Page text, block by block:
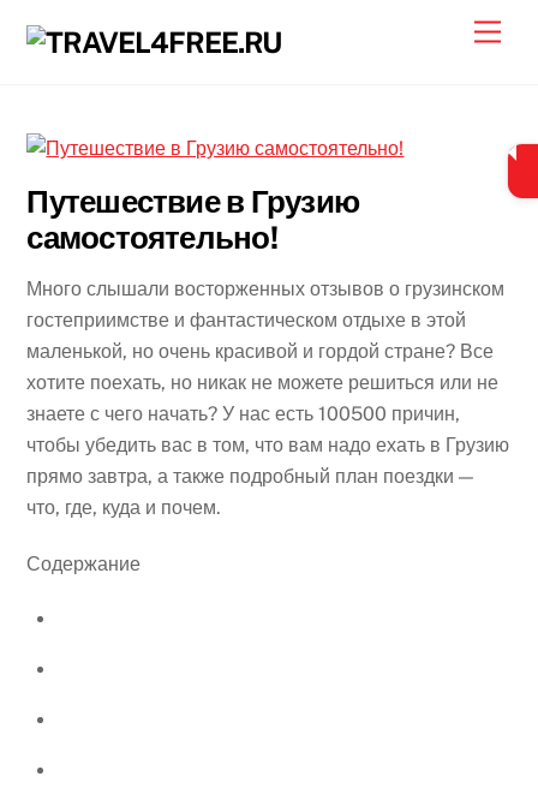
Путешествие в Грузию
самостоятельно!
Много слышали восторженных отзывов о грузинском
гостеприимстве и фантастическом отдыхе в этой
маленькой, но очень красивой и гордой стране? Все
хотите поехать, но никак не можете решиться или не
знаете с чего начать? У нас есть 100500 причин,
чтобы убедить вас в том, что вам надо ехать в Грузию
прямо завтра, а также подробный план поездки —
что, где, куда и почем.
Содержание